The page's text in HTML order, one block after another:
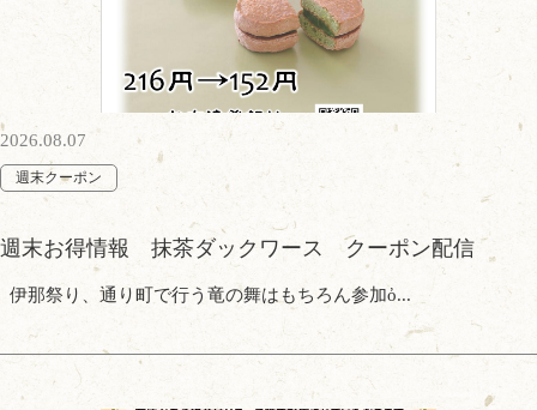
2026.08.07
週末クーポン
週末お得情報 抹茶ダックワース クーポン配信
伊那祭り、通り町で行う竜の舞はもちろん参加ὀ...